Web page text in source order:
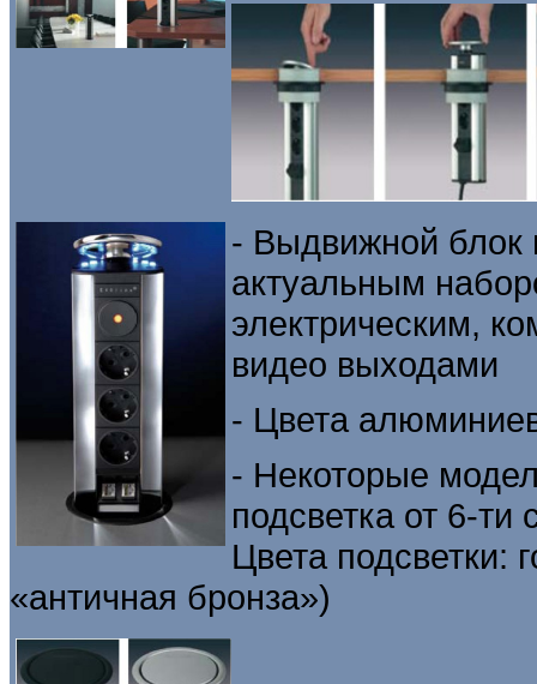
- Выдвижной блок
актуальным
электрическим,
видео выходами
- Цвета
- Некоторые
подсветка от 6-
Цвета подсветки:
«античная бронза»)